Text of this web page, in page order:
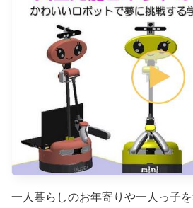
一人暮らしのお年寄りや一人っ子